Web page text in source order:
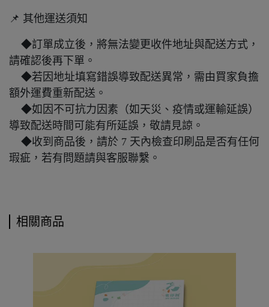
📌 其他運送須知
◆訂單成立後，將無法變更收件地址與配送方式，
請確認後再下單。
◆若因地址填寫錯誤導致配送異常，需由買家負擔
額外運費重新配送。
◆如因不可抗力因素（如天災、疫情或運輸延誤）
導致配送時間可能有所延誤，敬請見諒。
◆收到商品後，請於 7 天內檢查印刷品是否有任何
瑕疵，若有問題請與客服聯繫。
相關商品